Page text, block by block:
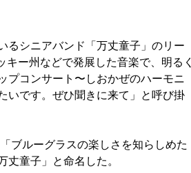
るシニアバンド「万丈童子」のリー
ー州などで発展した音楽で、明るく
プコンサート〜しおかぜのハーモニ
いです。ぜひ聞きに来て」と呼び掛
ブルーグラスの楽しさを知らしめた
童子」と命名した。